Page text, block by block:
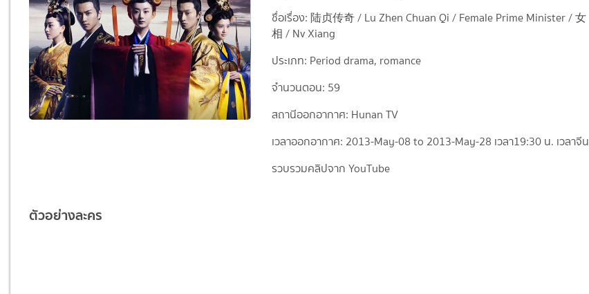
ชื่อเรื่อง: 陆贞传奇 / Lu Zhen Chuan Qi / Female Prime Minister / 女
相 / Nv Xiang
ประเภท: Period drama, romance
จำนวนตอน: 59
สถานีออกอากาศ: Hunan TV
เวลาออกอากาศ: 2013-May-08 to 2013-May-28 เวลา19:30 น. เวลาจีน
รวบรวมคลิปจาก YouTube
ตัวอย่างละคร